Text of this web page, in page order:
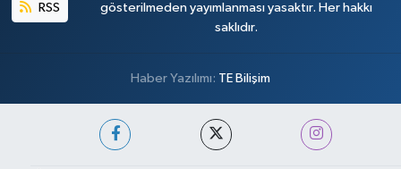
RSS
gösterilmeden yayımlanması yasaktır. Her hakkı
saklıdır.
Haber Yazılımı: TE Bilişim